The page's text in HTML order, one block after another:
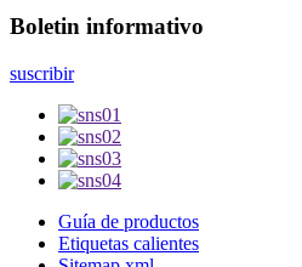
Boletin informativo
suscribir
Guía de productos
Etiquetas calientes